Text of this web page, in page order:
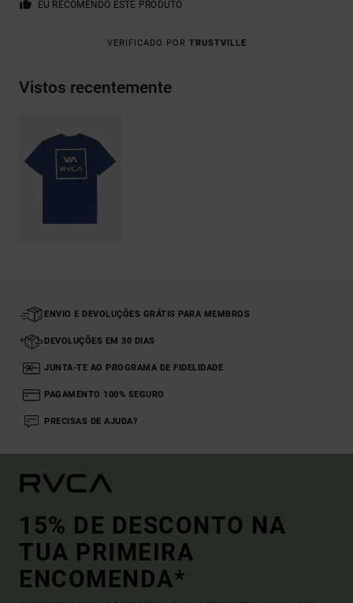
EU RECOMENDO ESTE PRODUTO
VERIFICADO POR TRUSTVILLE
Vistos recentemente
ENVIO E DEVOLUÇÕES GRÁTIS PARA MEMBROS
DEVOLUÇÕES EM 30 DIAS
JUNTA-TE AO PROGRAMA DE FIDELIDADE
PAGAMENTO 100% SEGURO
PRECISAS DE AJUDA?
15% DE DESCONTO NA
TUA PRIMEIRA
ENCOMENDA*